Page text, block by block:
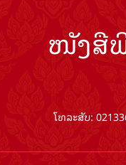
ໜັງສື
ໂທລະສັບ: